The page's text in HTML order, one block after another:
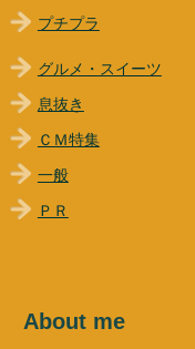
プチプラ
グルメ・スイーツ
息抜き
ＣＭ特集
一般
ＰＲ
About me